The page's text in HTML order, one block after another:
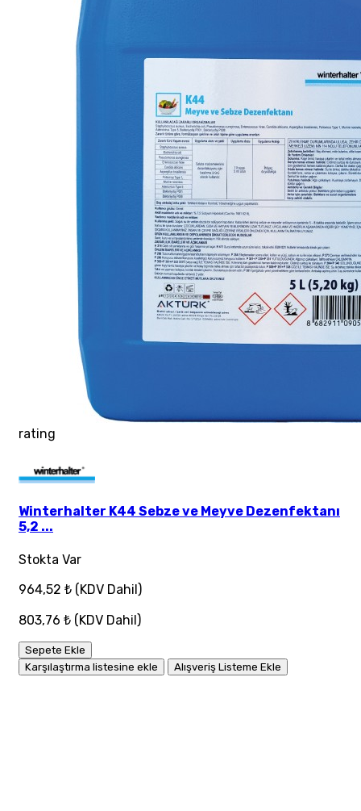
rating
Winterhalter K44 Sebze ve Meyve Dezenfektanı
5,2 ...
Stokta Var
964,52 ₺ (KDV Dahil)
803,76 ₺ (KDV Dahil)
Sepete Ekle
Karşılaştırma listesine ekle
Alışveriş Listeme Ekle